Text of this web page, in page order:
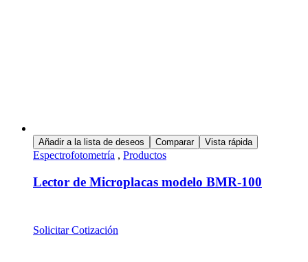
Añadir a la lista de deseos Comparar Vista rápida
Espectrofotometría , Productos
Lector de Microplacas modelo BMR-100
Solicitar Cotización